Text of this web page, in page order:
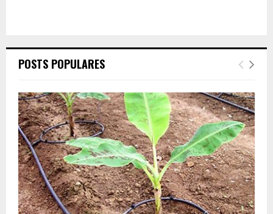
POSTS POPULARES